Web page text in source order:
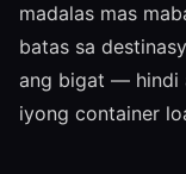
madalas mas
batas sa
ang bigat — hindi
iyong container